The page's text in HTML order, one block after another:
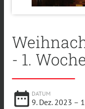
- 1.
date_range DATUM
9. Dez. 2023 –